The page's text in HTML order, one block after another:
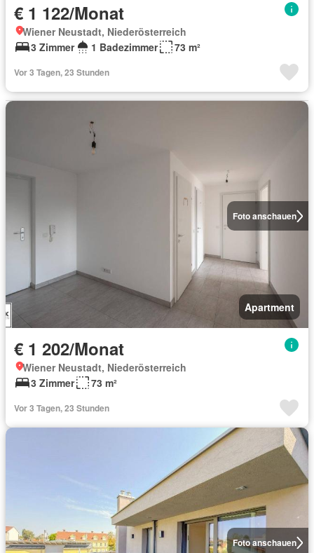
€ 1 122/Monat
Wiener Neustadt, Niederösterreich
3 Zimmer
1 Badezimmer 73 m²
Vor 3 Tagen, 23 Stunden
Foto anschauen
Apartment
€ 1 202/Monat
Wiener Neustadt, Niederösterreich
3 Zimmer
73 m²
Vor 3 Tagen, 23 Stunden
Foto anschauen